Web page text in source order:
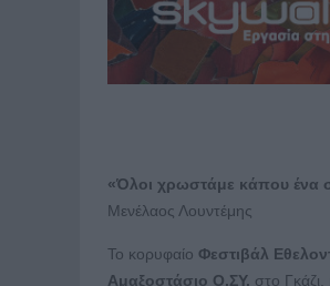
«Όλοι χρωστάμε κάπου ένα
Μενέλαος Λουντέμης
Το κορυφαίο Φεστιβάλ
Αμαξοστάσιο Ο.ΣΥ. στο Γκάζι,